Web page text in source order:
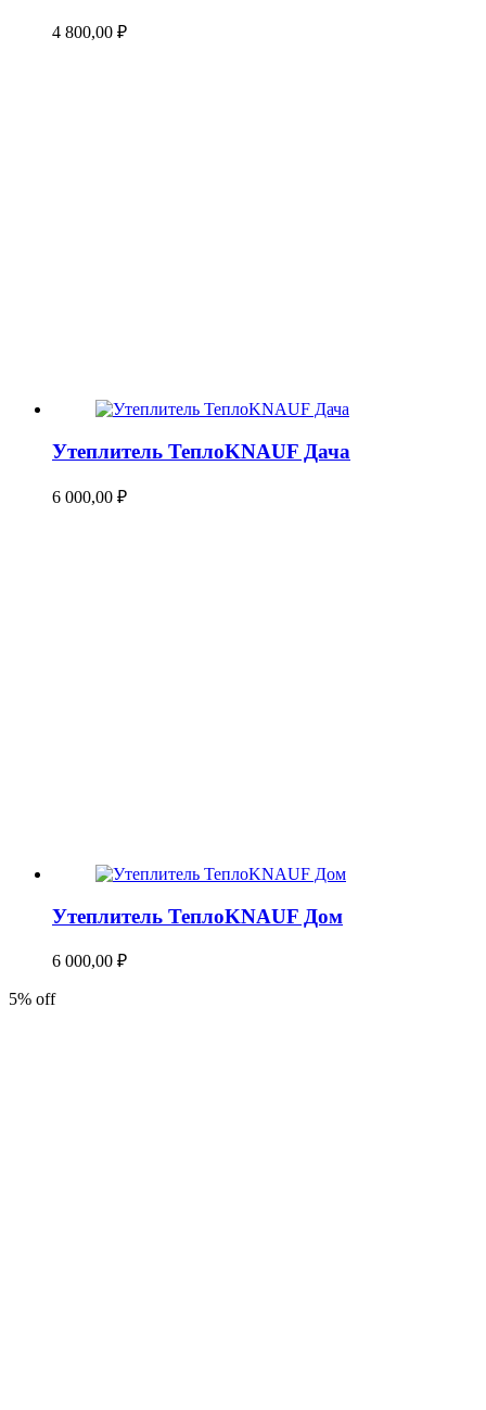
4 800,00 ₽
Утеплитель ТеплоKNAUF Дача
6 000,00 ₽
Утеплитель ТеплоKNAUF Дом
6 000,00 ₽
5% off